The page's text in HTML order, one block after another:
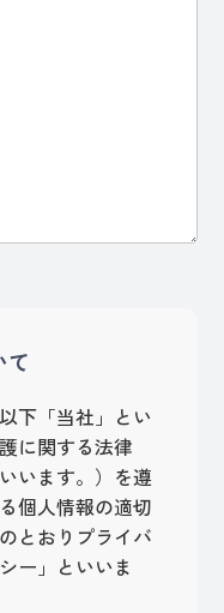
て
下「当社」とい
に関する法律
います。）を遵
個人情報の適切
とおりプライバ
ー」といいま